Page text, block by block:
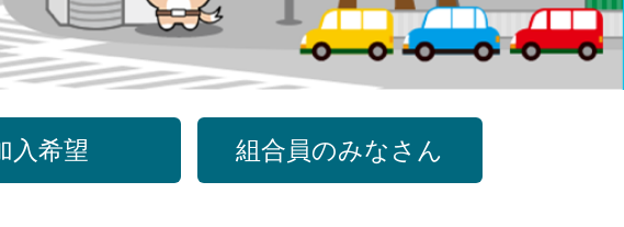
入希望 組合員のみなさん